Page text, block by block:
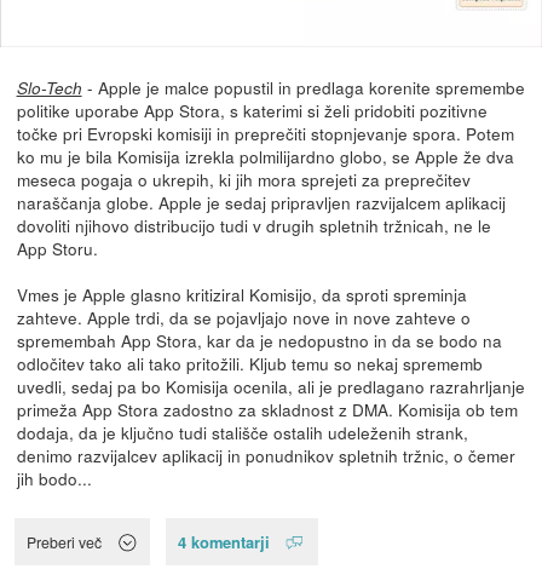
Slo-Tech - Apple je malce popustil in predlaga korenite spremembe
politike uporabe App Stora, s katerimi si želi pridobiti pozitivne
točke pri Evropski komisiji in preprečiti stopnjevanje spora. Potem
ko mu je bila Komisija izrekla polmilijardno globo, se Apple že dva
meseca pogaja o ukrepih, ki jih mora sprejeti za preprečitev
naraščanja globe. Apple je sedaj pripravljen razvijalcem aplikacij
dovoliti njihovo distribucijo tudi v drugih spletnih tržnicah, ne le
App Storu.
Vmes je Apple glasno kritiziral Komisijo, da sproti spreminja
zahteve. Apple trdi, da se pojavljajo nove in nove zahteve o
spremembah App Stora, kar da je nedopustno in da se bodo na
odločitev tako ali tako pritožili. Kljub temu so nekaj sprememb
uvedli, sedaj pa bo Komisija ocenila, ali je predlagano razrahrljanje
primeža App Stora zadostno za skladnost z DMA. Komisija ob tem
dodaja, da je ključno tudi stališče ostalih udeleženih strank,
denimo razvijalcev aplikacij in ponudnikov spletnih tržnic, o čemer
jih bodo...
Preberi več 4 komentarji